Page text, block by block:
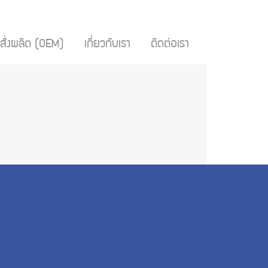
สั่งผลิต (OEM) เกี่ยวกับเรา ติดต่อเรา